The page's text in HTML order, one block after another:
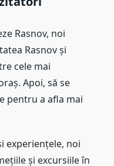
Rasnov, noi
Rasnov și
cele mai
Apoi, să se
pentru a afla mai
experiențele, noi
și excursiile în